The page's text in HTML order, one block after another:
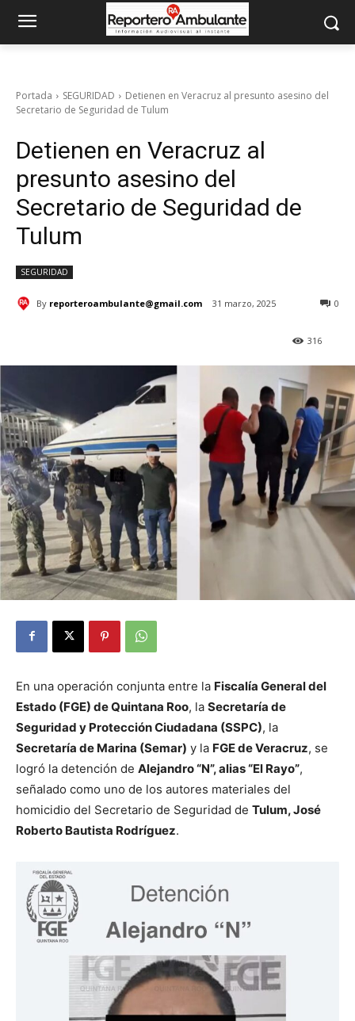
Portada SEGURIDAD
Detienen en Veracruz al presunto asesino del
Secretario de Seguridad de Tulum
Detienen en Veracruz al
presunto asesino del
Secretario de Seguridad de
Tulum
SEGURIDAD
By reporteroambulante@gmail.com 31 marzo, 2025 0
316
En una operación conjunta entre la Fiscalía General del
Estado (FGE) de Quintana Roo, la Secretaría de
Seguridad y Protección Ciudadana (SSPC), la
Secretaría de Marina (Semar) y la FGE de Veracruz, se
logró la detención de Alejandro “N”, alias “El Rayo”,
señalado como uno de los autores materiales del
homicidio del Secretario de Seguridad de Tulum, José
Roberto Bautista Rodríguez.